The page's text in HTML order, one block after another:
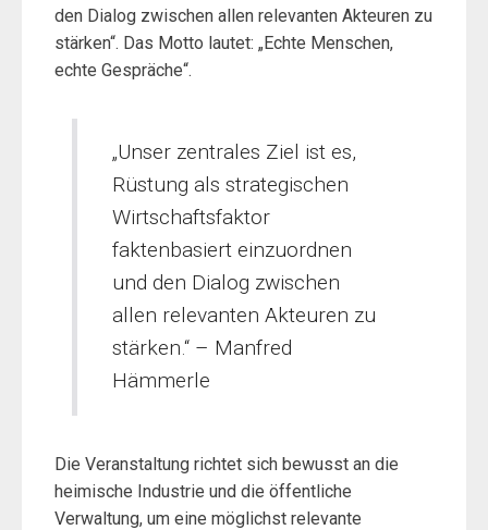
den Dialog zwischen allen relevanten Akteuren zu
stärken“. Das Motto lautet: „Echte Menschen,
echte Gespräche“.
„Unser zentrales Ziel ist es,
Rüstung als strategischen
Wirtschaftsfaktor
faktenbasiert einzuordnen
und den Dialog zwischen
allen relevanten Akteuren zu
stärken.“ – Manfred
Hämmerle
Die Veranstaltung richtet sich bewusst an die
heimische Industrie und die öffentliche
Verwaltung, um eine möglichst relevante